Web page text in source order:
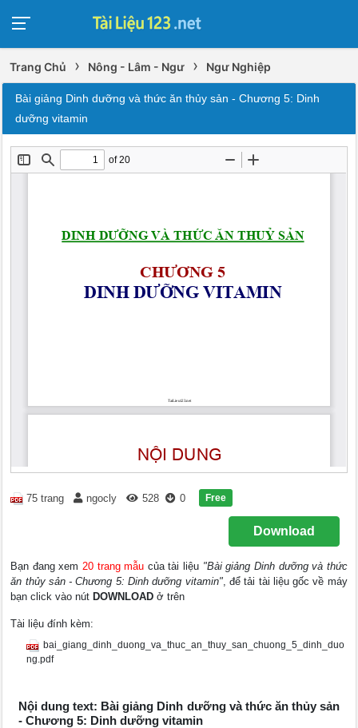
Trang Chủ › Nông - Lâm - Ngư › Ngư Nghiệp
Bài giảng Dinh dưỡng và thức ăn thủy sản - Chương 5: Dinh
dưỡng vitamin
75 trang ngocly 528 0 Free
Download
Bạn đang xem20 trang mẫu của tài liệu "Bài giảng Dinh dưỡng và thức
ăn thủy sản - Chương 5: Dinh dưỡng vitamin", để tải tài liệu gốc về máy
bạn click vào nút DOWNLOAD ở trên
Tài liệu đính kèm:
bai_giang_dinh_duong_va_thuc_an_thuy_san_chuong_5_dinh_duo
ng.pdf
Nội dung text: Bài giảng Dinh dưỡng và thức ăn thủy sản
- Chương 5: Dinh dưỡng vitamin